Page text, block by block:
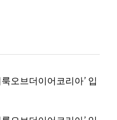
오브더이어코리아’ 입